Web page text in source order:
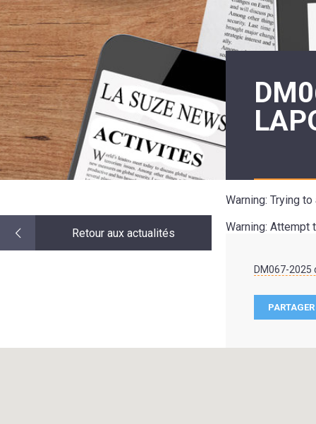
LA
SUZE
AU
DÉBUT
SIÈCLE
RÉUNIONS
CONSEIL
MUNICIPAL
DÉCISIONS
MAIRE
LE
MOT
LA
Retour aux actualités
Warning: Trying
Warning: Attempt
DM067-2025